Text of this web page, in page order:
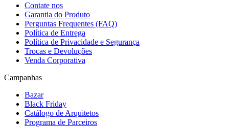
Contate nos
Garantia do Produto
Perguntas Frequentes (FAQ)
Política de Entrega
Política de Privacidade e Segurança
Trocas e Devoluções
Venda Corporativa
Campanhas
Bazar
Black Friday
Catálogo de Arquitetos
Programa de Parceiros